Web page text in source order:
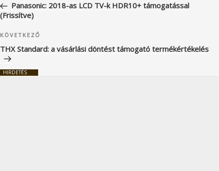
bejegyzés
Panasonic: 2018-as LCD TV-k HDR10+ támogatással
(Frissítve)
Következő
bejegyzés
KÖVETKEZŐ
THX Standard: a vásárlási döntést támogató termékértékelés
HIRDETÉS